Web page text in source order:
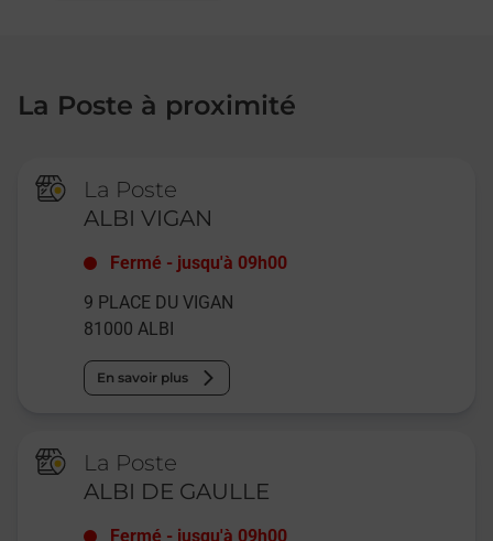
La Poste à proximité
La Poste
ALBI VIGAN
Fermé - jusqu'à 09h00
9 PLACE DU VIGAN
81000 ALBI
En savoir plus
La Poste
ALBI DE GAULLE
Fermé - jusqu'à 09h00